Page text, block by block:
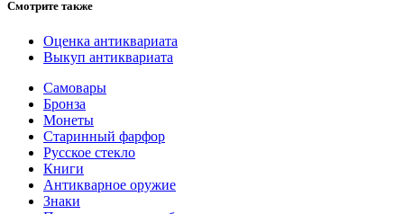
Смотрите также
Оценка антиквариата
Выкуп антиквариата
Самовары
Бронза
Монеты
Старинный фарфор
Русское стекло
Книги
Антикварное оружие
Знаки